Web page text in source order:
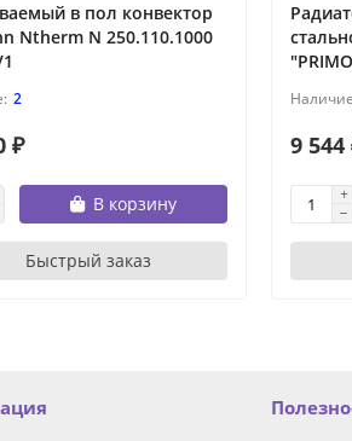
в пол конвектор
Ntherm N 250.110.1000
2
₽
В корзину
Быстрый заказ
9 544